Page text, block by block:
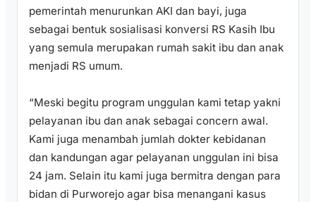
pemerintah menurunkan AKI dan bayi, juga
sebagai bentuk sosialisasi konversi RS Kasih Ibu
yang semula merupakan rumah sakit ibu dan anak
menjadi RS umum.
“Meski begitu program unggulan kami tetap yakni
pelayanan ibu dan anak sebagai concern awal.
Kami juga menambah jumlah dokter kebidanan
dan kandungan agar pelayanan unggulan ini bisa
24 jam. Selain itu kami juga bermitra dengan para
bidan di Purworejo agar bisa menangani kasus